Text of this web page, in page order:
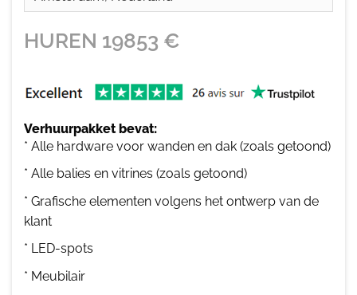
HUREN 19853 €
Verhuurpakket bevat:
* Alle hardware voor wanden en dak (zoals getoond)
* Alle balies en vitrines (zoals getoond)
* Grafische elementen volgens het ontwerp van de
klant
* LED-spots
* Meubilair